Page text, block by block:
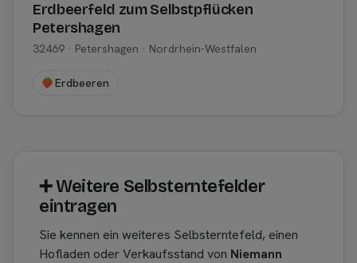
Erdbeerfeld zum Selbstpflücken
Petershagen
32469 · Petershagen · Nordrhein-Westfalen
Erdbeeren
➕︎ Weitere Selbsterntefelder
eintragen
Sie kennen ein weiteres Selbsterntefeld, einen
Hofladen oder Verkaufsstand von Niemann